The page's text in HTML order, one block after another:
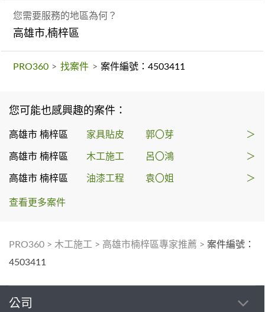
您需要服務的地區為何？
高雄市,楠梓區
PRO360 > 找案件 > 案件編號：4503411
您可能也感興趣的案件：
高雄市 楠梓區 家具貼皮 郭〇芽 ＞
高雄市 楠梓區 木工施工 呂〇鴻 ＞
高雄市 楠梓區 油漆工程 袁〇姐 ＞
查看更多案件
PRO360 > 木工施工 > 高雄市楠梓區專家推薦 > 案件編號：
4503411
公司